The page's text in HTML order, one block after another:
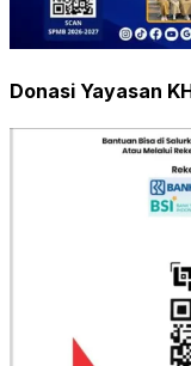
Donasi Yayasan